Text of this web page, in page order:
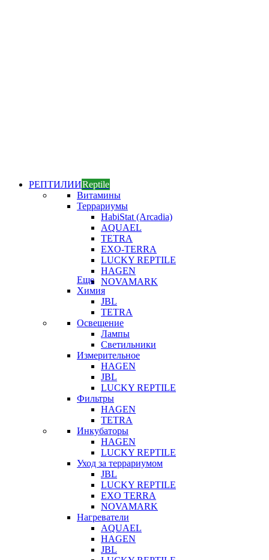
РЕПТИЛИИReptile
Витамины
Террариумы
HabiStat (Arcadia)
AQUAEL
TETRA
EXO-TERRA
LUCKY REPTILE
HAGEN
NOVAMARK
Еще
Химия
JBL
TETRA
Освещение
Лампы
Светильники
Измерительное
HAGEN
JBL
LUCKY REPTILE
Фильтры
HAGEN
TETRA
Инкубаторы
HAGEN
LUCKY REPTILE
Уход за террариумом
JBL
LUCKY REPTILE
EXO TERRA
NOVAMARK
Нагреватели
AQUAEL
HAGEN
JBL